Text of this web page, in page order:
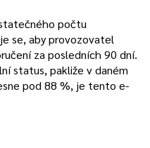
počtu
se, aby provozovatel
za posledních 90 dní.
status, pakliže v daném
pod 88 %, je tento e-